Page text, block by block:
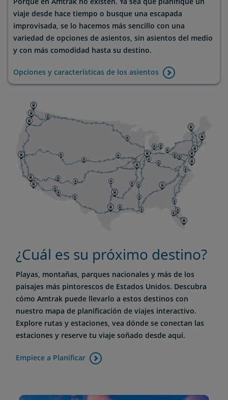
viaje desde hace tiempo o busque una escapada
improvisada, se lo hacemos más sencillo con una
variedad de opciones de asientos, sin asientos del medio
y con más comodidad hasta su destino.
Opciones y características de los asientos
¿Cuál es su próximo destino?
Playas, montañas, parques nacionales y más de los
paisajes más pintorescos de Estados Unidos. Descubra
cómo Amtrak puede llevarlo a estos destinos con
nuestro mapa de planificación de viajes interactivo.
Explore rutas y estaciones, vea dónde se conectan las
estaciones y reserve tu viaje soñado desde aquí.
Empiece a Planificar